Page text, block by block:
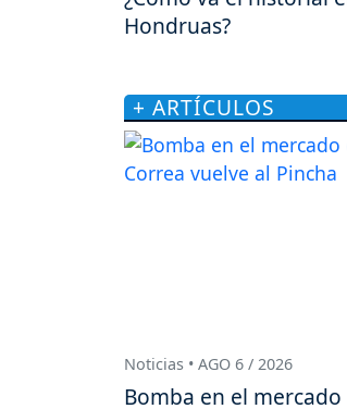
Hondruas?
+ ARTÍCULOS
Noticias • AGO 6 / 2026
Bomba en el mercado